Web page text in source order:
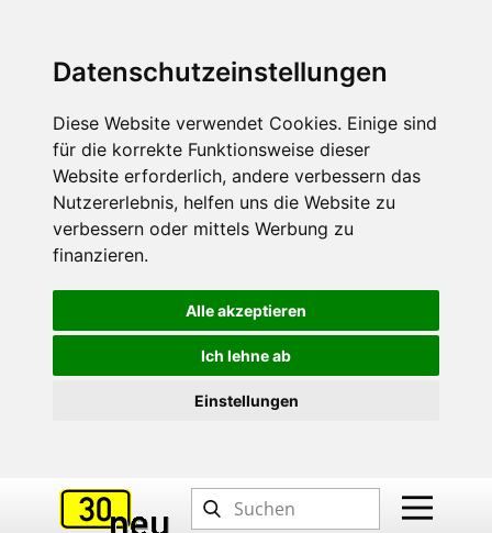
Datenschutzeinstellungen
Diese Website verwendet Cookies. Einige sind
für die korrekte Funktionsweise dieser
Website erforderlich, andere verbessern das
Nutzererlebnis, helfen uns die Website zu
verbessern oder mittels Werbung zu
finanzieren.
Alle akzeptieren
Ich lehne ab
Einstellungen